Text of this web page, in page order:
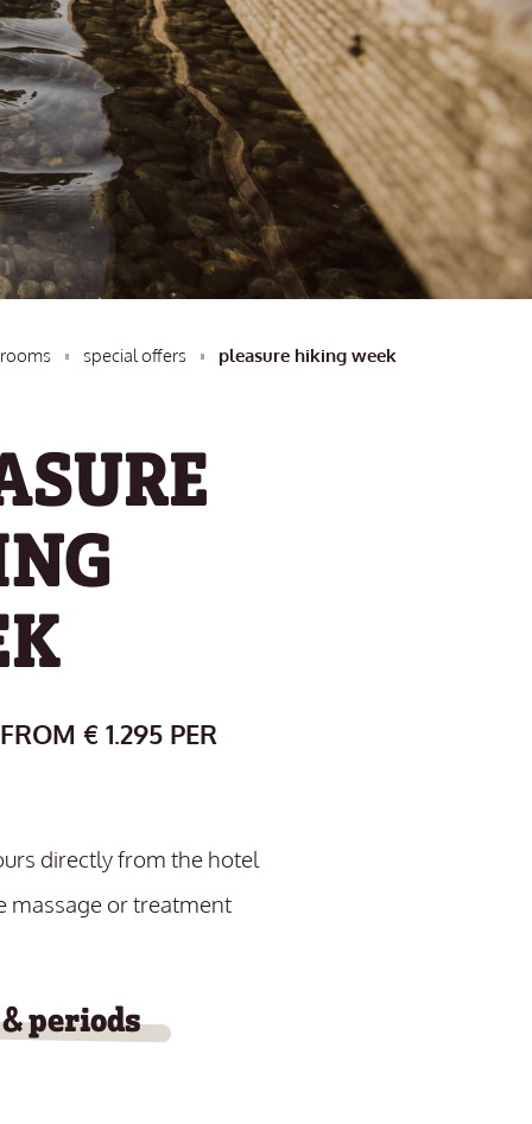
special offers pleasure hiking week
€ 1.295 PER
directly from the hotel
massage or treatment
periods